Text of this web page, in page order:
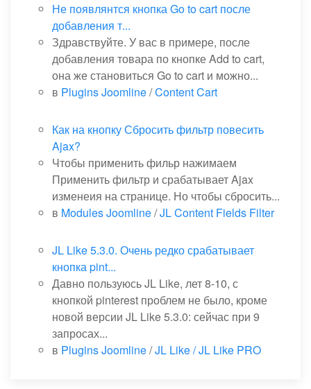
Не появлянтся кнопка Go to cart после
добавления т...
Здравствуйте. У вас в примере, после
добавления товара по кнопке Add to cart,
она же становиться Go to cart и можно...
в Plugins Joomline/Content Cart
Как на кнопку Сбросить фильтр повесить
Ajax?
Чтобы применить фильр нажимаем
Применить фильтр и срабатывает Ajax
изменеия на странице. Но чтобы сбросить...
в Modules Joomline/JL Content Fields Filter
JL Like 5.3.0. Очень редко срабатывает
кнопка pint...
Давно пользуюсь JL Like, лет 8-10, с
кнопкой pinterest проблем не было, кроме
новой версии JL Like 5.3.0: сейчас при 9
запросах...
в Plugins Joomline/JL Like / JL Like PRO